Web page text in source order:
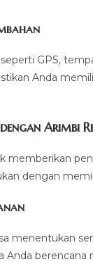
GPS,
Anda
Arimbi
memberikan
dengan
menentukan
Anda